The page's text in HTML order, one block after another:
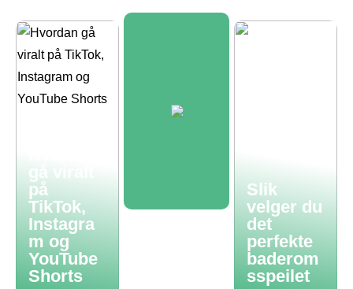
gå viralt
på
TikTok,
Instagra
m og
YouTube
Shorts
Slik
velger du
det
perfekte
baderom
sspeilet